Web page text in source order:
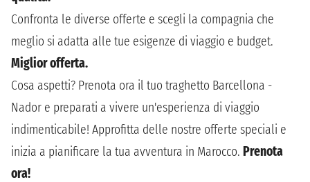
Confronta le diverse offerte e scegli la compagnia che
meglio si adatta alle tue esigenze di viaggio e budget.
Miglior offerta.
Cosa aspetti? Prenota ora il tuo traghetto Barcellona -
Nador e preparati a vivere un'esperienza di viaggio
indimenticabile! Approfitta delle nostre offerte speciali e
inizia a pianificare la tua avventura in Marocco. Prenota
ora!